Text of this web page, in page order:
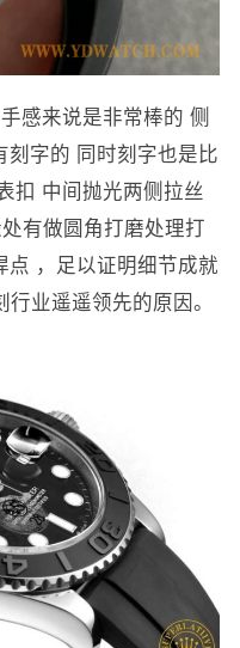
感来说是非常棒的 侧
刻字的 同时刻字也是比
扣 中间抛光两侧拉丝
有做圆角打磨处理打
点 ，足以证明细节成就
业遥遥领先的原因。